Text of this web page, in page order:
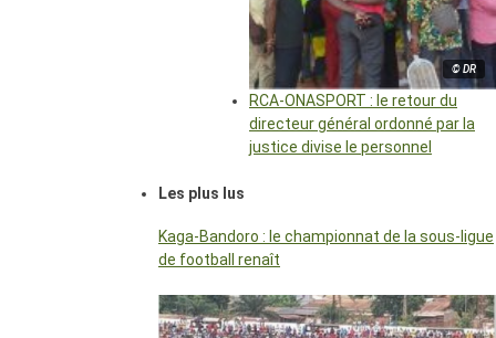
© DR
RCA-ONASPORT : le retour du
directeur général ordonné par la
justice divise le personnel
Les plus lus
Kaga-Bandoro : le championnat de la sous-ligue
de football renaît